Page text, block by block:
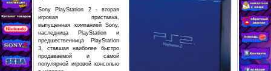
ПРИСТАВКИ,
ИГРЫ, ФИГУРКИ,
РЕДКИЕ
КОЛЛЕКЦИОННЫЕ
Вы здесь
(SCPH-39003) (Boxed) (б/у)
Категория товара:
Приставки
Sony PlayStation 2 - вторая